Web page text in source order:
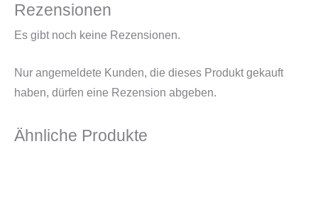
Rezensionen
Es gibt noch keine Rezensionen.
Nur angemeldete Kunden, die dieses Produkt gekauft
haben, dürfen eine Rezension abgeben.
Ähnliche Produkte